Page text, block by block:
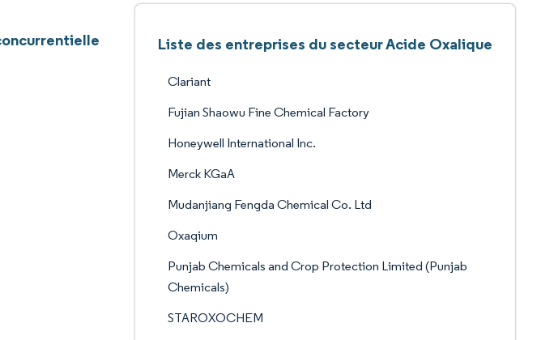
Liste des entreprises du secteur Acide Oxalique
Clariant
Fujian Shaowu Fine Chemical Factory
Honeywell International Inc.
Merck KGaA
Mudanjiang Fengda Chemical Co. Ltd
Oxaqium
Punjab Chemicals and Crop Protection Limited (Punjab
Chemicals)
STAROXOCHEM